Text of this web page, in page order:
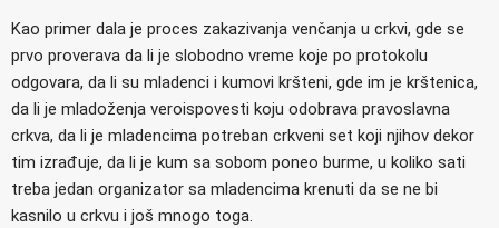
Kao primer dala je proces zakazivanja venčanja u crkvi, gde se
prvo proverava da li je slobodno vreme koje po protokolu
odgovara, da li su mladenci i kumovi kršteni, gde im je krštenica,
da li je mladoženja veroispovesti koju odobrava pravoslavna
crkva, da li je mladencima potreban crkveni set koji njihov dekor
tim izrađuje, da li je kum sa sobom poneo burme, u koliko sati
treba jedan organizator sa mladencima krenuti da se ne bi
kasnilo u crkvu i još mnogo toga.